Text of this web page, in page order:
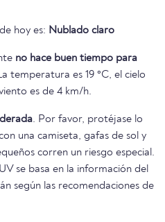
hoy es: Nublado claro
no hace buen tiempo para
temperatura es 19 °C, el cielo
es de 4 km/h.
. Por favor, protéjase lo
una camiseta, gafas de sol y
corren un riesgo especial.
se basa en la información del
según las recomendaciones de